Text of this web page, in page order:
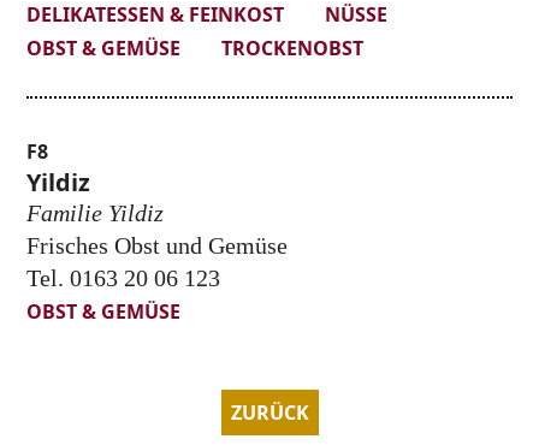
DELIKATESSEN & FEINKOST
NÜSSE
OBST & GEMÜSE
TROCKENOBST
F8
Yildiz
Familie Yildiz
Frisches Obst und Gemüse
Tel. 0163 20 06 123
OBST & GEMÜSE
ZURÜCK